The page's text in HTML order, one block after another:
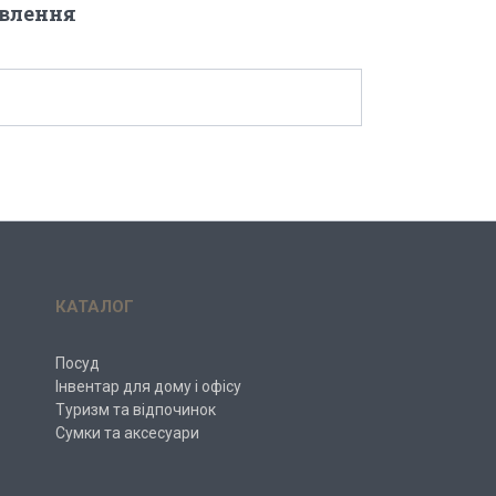
КАТАЛОГ
Посуд
Інвентар для дому і офісу
Туризм та відпочинок
Сумки та аксесуари